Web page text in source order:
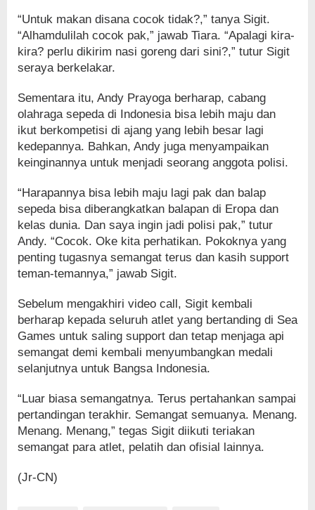
“Untuk makan disana cocok tidak?,” tanya Sigit.
“Alhamdulilah cocok pak,” jawab Tiara. “Apalagi kira-
kira? perlu dikirim nasi goreng dari sini?,” tutur Sigit
seraya berkelakar.
Sementara itu, Andy Prayoga berharap, cabang
olahraga sepeda di Indonesia bisa lebih maju dan
ikut berkompetisi di ajang yang lebih besar lagi
kedepannya. Bahkan, Andy juga menyampaikan
keinginannya untuk menjadi seorang anggota polisi.
“Harapannya bisa lebih maju lagi pak dan balap
sepeda bisa diberangkatkan balapan di Eropa dan
kelas dunia. Dan saya ingin jadi polisi pak,” tutur
Andy. “Cocok. Oke kita perhatikan. Pokoknya yang
penting tugasnya semangat terus dan kasih support
teman-temannya,” jawab Sigit.
Sebelum mengakhiri video call, Sigit kembali
berharap kepada seluruh atlet yang bertanding di Sea
Games untuk saling support dan tetap menjaga api
semangat demi kembali menyumbangkan medali
selanjutnya untuk Bangsa Indonesia.
“Luar biasa semangatnya. Terus pertahankan sampai
pertandingan terakhir. Semangat semuanya. Menang.
Menang. Menang,” tegas Sigit diikuti teriakan
semangat para atlet, pelatih dan ofisial lainnya.
(Jr-CN)